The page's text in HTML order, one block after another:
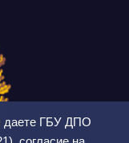
даете ГБУ ДПО